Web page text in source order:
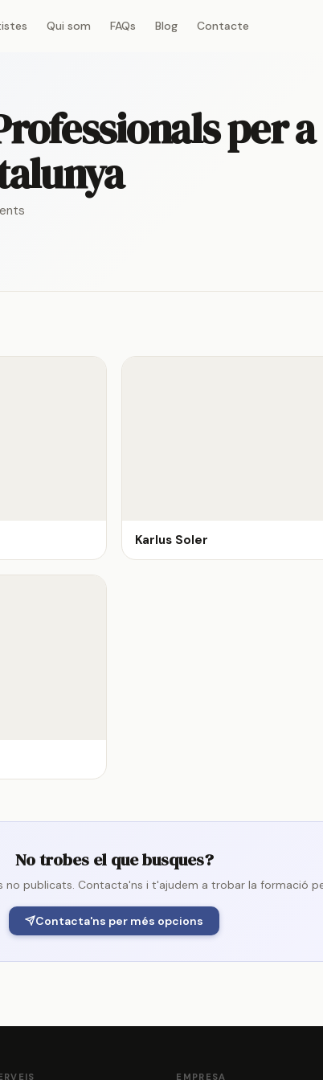
Qui som FAQs Blog Contacte
per a
Karlus Soler
No trobes el que busques?
no publicats. Contacta'ns i t'ajudem a trobar la formació
Contacta'ns per més opcions
EMPRESA